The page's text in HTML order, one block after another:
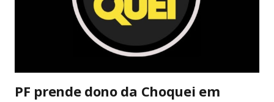
Switch é portátil de verdade: você joga no sofá, no ônibus ou
na cama. Series S é só TV. Se você quer Mario, Pokémon
Scarlet/Violet, Zelda Tears of the Kingd...
PF prende dono da Choquei em